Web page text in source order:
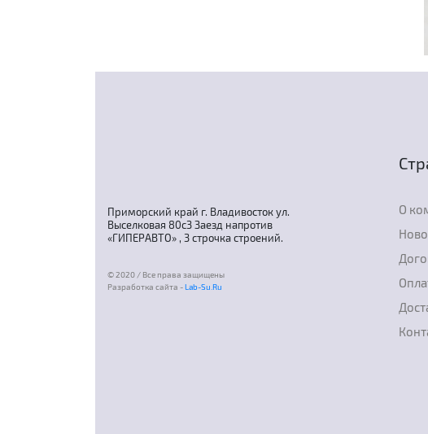
Приморский край г. Владивосток ул.
Выселковая 80с3 Заезд напротив
«ГИПЕРАВТО» , 3 строчка строений.
© 2020 / Все права защищены
Разработка сайта -Lab-Su.Ru
О